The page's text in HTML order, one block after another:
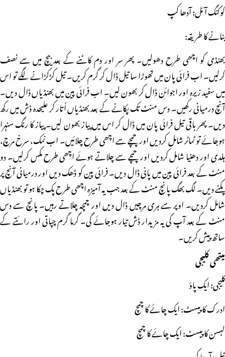
کوکنگ آئل: آدھا کپ
بنانے کا طریقہ:
بھنڈی کو اچھی طرح دھولیں۔ پھر سر اور دم کاٹنے کے بعد بیچ میں سے نصف
کرلیں۔ اب فرائی پان میں تھوڑا سا تیل ڈال کر گرم کریں۔ تیل کڑکڑانے لگے تو اس
میں سفید زیرہ اور اجوائن ڈال کر بھون لیں۔ اب فرائی پین میں بھنڈیاں ڈال دیں۔
آنچ درمیانی رکھیں۔ دس منٹ تک پکانے کے بعد بھنڈیاں اُتار کر علیحدہ ڈش میں رکھ
دیں۔ پھر باقی تیل فرائی پان میں ڈال کر اس میں پیاز بھون لیں۔ پیاز کا رنگ سنہرا
ہوجائے تو ٹماٹر شامل کردیں اور چمچے سے اچھی طرح چلائیں۔ اب نمک، سرخ مرچ،
ہلدی اور دھنیا شامل کردیں اور چمچے سے چلاتے ہوئے اچھی طرح مکس کرلیں۔ دو
منٹ کے بعد فرائی پین میں پانی ڈال دیں۔ فرائی پین کو ڈھک دیں اور درمیانی آنچ پر
پکنے دیں۔ لگ بھگ پانچ منٹ کے بعد جب یہ آمیزہ اچھی طرح پک چکا ہو تو بھنڈیاں
شامل کردیں۔ اوپر سے ہری مرچیں ڈال دیں اور چمچہ چلاتے رہیں۔ پانچ سے دس
منٹ کے بعد آپ کی یہ مزیدار ڈش تیار ہوجائے گی۔ گرما گرم چپاتی اور رائتے کے
ساتھ پیش کریں۔
میتھی کلیجی
کلیجی: ایک پاؤ
ادرک کا پیسٹ: ایک چائے کا چمچ
لہسن کا پیسٹ: ایک چائے کا چمچ